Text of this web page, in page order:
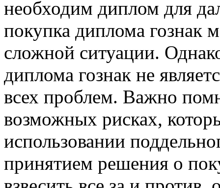
необходим диплом для
покупка диплома гознак
сложной ситуации.
диплома гознак не
всех проблем. Важно
возможных рисках,
использовании
принятием решения о